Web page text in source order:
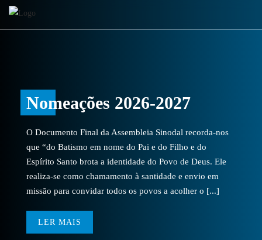
Nomeações 2026-2027
O Documento Final da Assembleia Sinodal recorda-nos
que “do Batismo em nome do Pai e do Filho e do
Espírito Santo brota a identidade do Povo de Deus. Ele
realiza-se como chamamento à santidade e envio em
missão para convidar todos os povos a acolher o [...]
LER MAIS